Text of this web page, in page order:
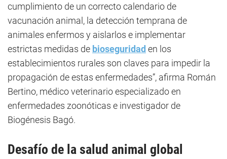
cumplimiento de un correcto calendario de
vacunación animal, la detección temprana de
animales enfermos y aislarlos e implementar
estrictas medidas de bioseguridad en los
establecimientos rurales son claves para impedir la
propagación de estas enfermedades”, afirma Román
Bertino, médico veterinario especializado en
enfermedades zoonóticas e investigador de
Biogénesis Bagó.
Desafío de la salud animal global